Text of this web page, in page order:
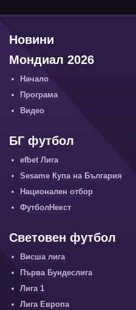
Новини
Мондиал 2026
Начало
Програма
Видео
БГ футбол
efbet Лига
Sesame Купа на България
Национален отбор
ФутболНекст
Световен футбол
Висша лига
Първа Бундеслига
Лига 1
Лига Европа